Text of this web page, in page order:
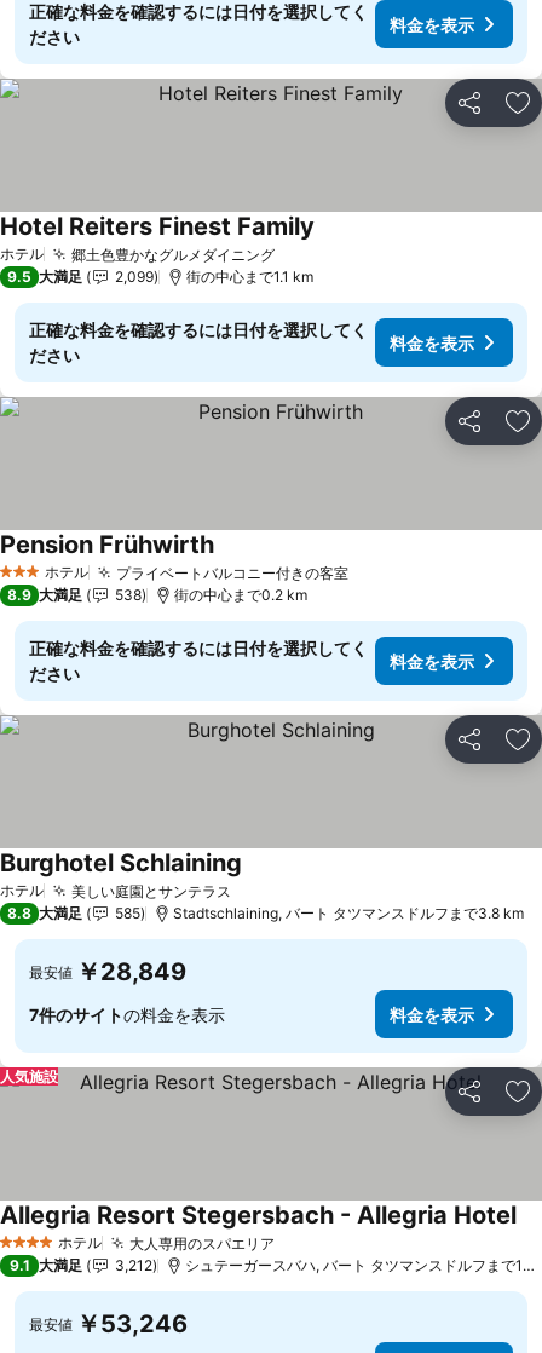
正確な料金を確認するには日付を選択してく
ださい
料金を表示
シェア お
ホテル 郷土色豊かなグルメダイニング
Hotel Reiters Finest Family
9.5 大満足 2,099 街の中心まで1.1 km
正確な料金を確認するには日付を選択してく
ださい
料金を表示
シェア お
3 ホテルのランク
ホテル プライベートバルコニー付きの客室
Pension Frühwirth
8.9 大満足 538 街の中心まで0.2 km
正確な料金を確認するには日付を選択してく
ださい
料金を表示
シェア お
ホテル 美しい庭園とサンテラス
Burghotel Schlaining
8.8 大満足 585 Stadtschlaining, バート タツマンスドルフまで3.8 km
最安値 ￥28,849
7件のサイトの料金を表示 料金を表示
シェア お
人気施設
4 ホテルのランク
ホテル 大人専用のスパエリア
Allegria Resort Stegersbach - Allegria Hotel
9.1 大満足 3,212 シュテーガースバハ, バート タツマンスドルフまで18.8 km
最安値 ￥53,246